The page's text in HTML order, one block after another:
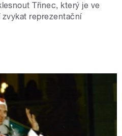
Třinec, který je ve
reprezentační